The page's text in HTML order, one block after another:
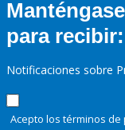
para recibir:
Notificaciones sobre
Acepto los términos de